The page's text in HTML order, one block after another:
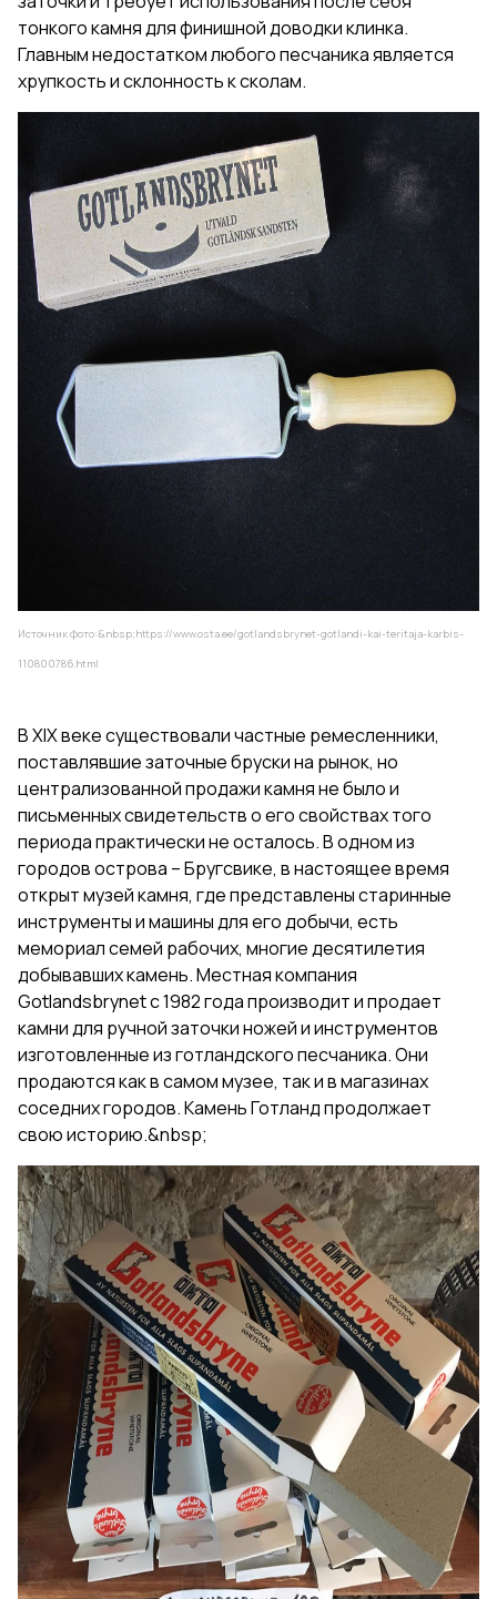
тонкого камня для финишной доводки клинка.
Главным недостатком любого песчаника является
хрупкость и склонность к сколам.
Источник фото:&nbsp;https://www.osta.ee/gotlandsbrynet-gotlandi-kai-teritaja-karbis-
110800786.html
В XIX веке существовали частные ремесленники,
поставлявшие заточные бруски на рынок, но
централизованной продажи камня не было и
письменных свидетельств о его свойствах того
периода практически не осталось. В одном из
городов острова – Бругсвике, в настоящее время
открыт музей камня, где представлены старинные
инструменты и машины для его добычи, есть
мемориал семей рабочих, многие десятилетия
добывавших камень. Местная компания
Gotlandsbrynet с 1982 года производит и продает
камни для ручной заточки ножей и инструментов
изготовленные из готландского песчаника. Они
продаются как в самом музее, так и в магазинах
соседних городов. Камень Готланд продолжает
свою историю.&nbsp;